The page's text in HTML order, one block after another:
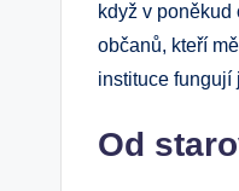
když v
občanů, kteří
instituce fungují
Od